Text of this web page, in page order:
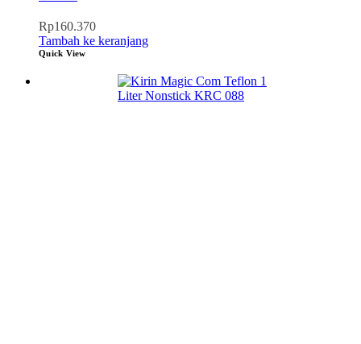
Rp160.370
Tambah ke keranjang
Quick View